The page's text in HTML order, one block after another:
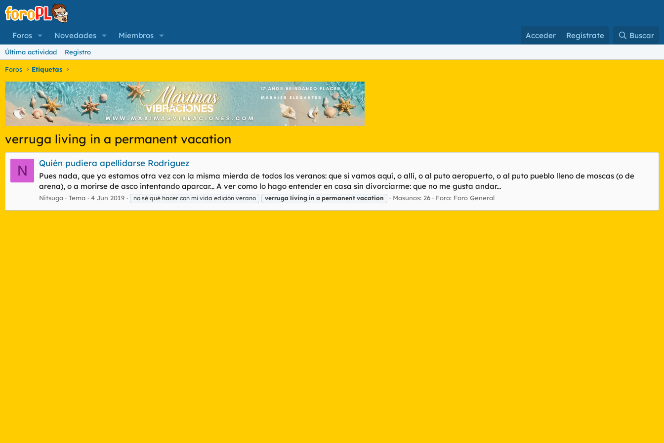
Foros Novedades Miembros Acceder Regístrate Buscar
Última actividad Registro
Foros Etiquetas
verruga living in a permanent vacation
N Quién pudiera apellidarse Rodriguez
Pues nada, que ya estamos otra vez con la misma mierda de todos los veranos: que si vamos aquí, o allí, o al puto aeropuerto, o al puto pueblo lleno de moscas (o de
arena), o a morirse de asco intentando aparcar... A ver como lo hago entender en casa sin divorciarme: que no me gusta andar...
Nitsuga Tema 4 Jun 2019 no sé qué hacer con mi vida edición verano verruga living in a permanent vacation Masunos: 26 Foro: Foro General